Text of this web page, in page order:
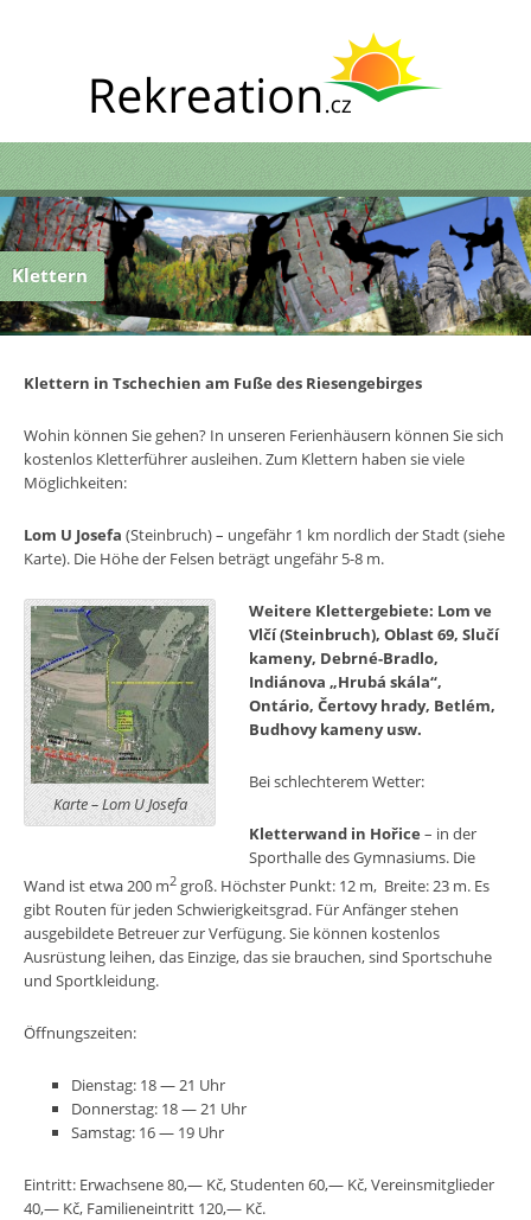
Klettern
Klettern in Tschechien am Fuße des Riesengebirges
Wohin können Sie gehen? In unseren Ferienhäusern können Sie sich
kostenlos Kletterführer ausleihen. Zum Klettern haben sie viele
Möglichkeiten:
Lom U Josefa (Steinbruch) – ungefähr 1 km nordlich der Stadt (siehe
Karte). Die Höhe der Felsen beträgt ungefähr 5-8 m.
Karte – Lom U Josefa
Weitere Klettergebiete: Lom ve
Vlčí (Steinbruch), Oblast 69, Slučí
kameny, Debrné-Bradlo,
Indiánova „Hrubá skála“,
Ontário, Čertovy hrady, Betlém,
Budhovy kameny usw.
Bei schlechterem Wetter:
Kletterwand in Hořice – in der
Sporthalle des Gymnasiums. Die
Wand ist etwa 200 m2 groß. Höchster Punkt: 12 m, Breite: 23 m. Es
gibt Routen für jeden Schwierigkeitsgrad. Für Anfänger stehen
ausgebildete Betreuer zur Verfügung. Sie können kostenlos
Ausrüstung leihen, das Einzige, das sie brauchen, sind Sportschuhe
und Sportkleidung.
Öffnungszeiten:
Dienstag: 18 — 21 Uhr
Donnerstag: 18 — 21 Uhr
Samstag: 16 — 19 Uhr
Eintritt: Erwachsene 80,— Kč, Studenten 60,— Kč, Vereinsmitglieder
40,— Kč, Familieneintritt 120,— Kč.